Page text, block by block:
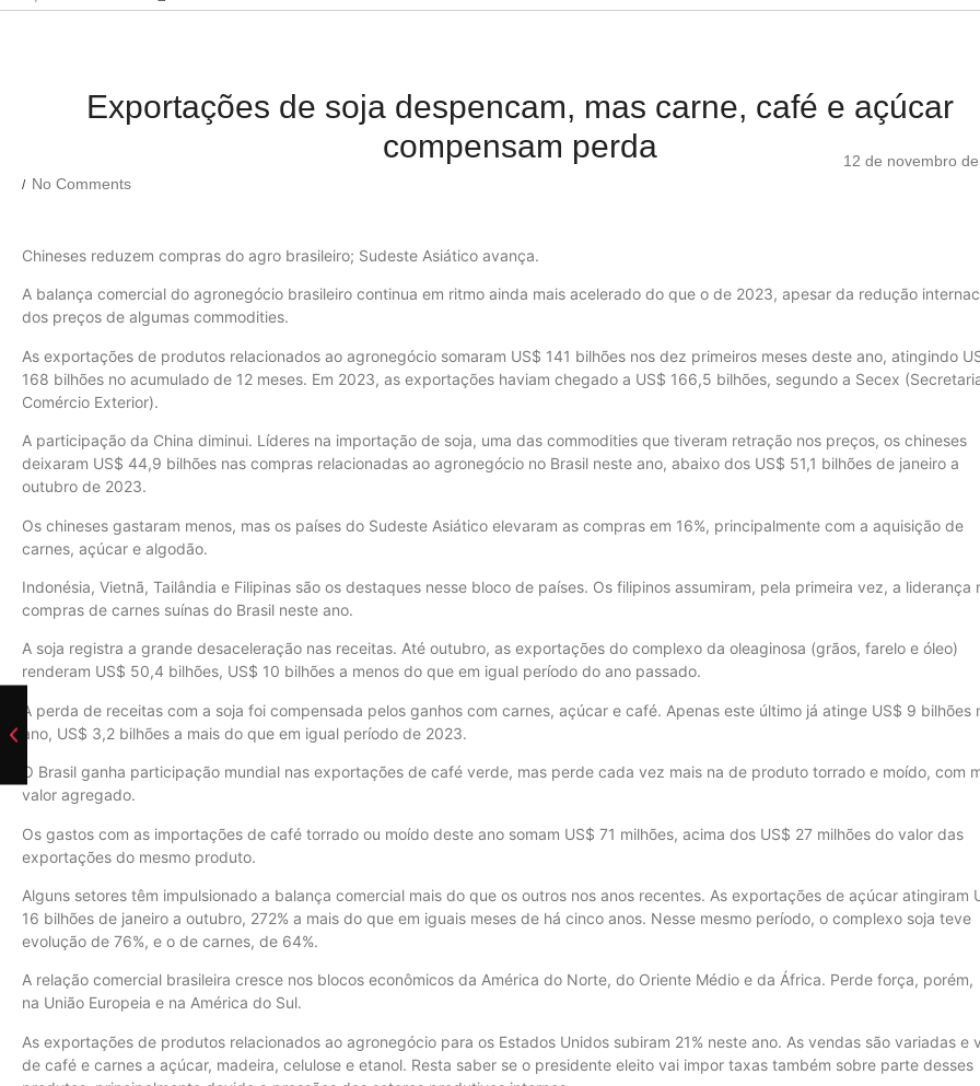
Exportações de soja despencam, mas carne, café e açúcar
compensam perda
12 de novembro
/ No Comments
Chineses reduzem compras do agro brasileiro; Sudeste Asiático avança.
A balança comercial do agronegócio brasileiro continua em ritmo ainda mais acelerado do que o de 2023, apesar da redução
dos preços de algumas commodities.
As exportações de produtos relacionados ao agronegócio somaram US$ 141 bilhões nos dez primeiros meses deste ano, atingindo
168 bilhões no acumulado de 12 meses. Em 2023, as exportações haviam chegado a US$ 166,5 bilhões, segundo a Secex
Comércio Exterior).
A participação da China diminui. Líderes na importação de soja, uma das commodities que tiveram retração nos preços, os chineses
deixaram US$ 44,9 bilhões nas compras relacionadas ao agronegócio no Brasil neste ano, abaixo dos US$ 51,1 bilhões de janeiro a
outubro de 2023.
Os chineses gastaram menos, mas os países do Sudeste Asiático elevaram as compras em 16%, principalmente com a aquisição de
carnes, açúcar e algodão.
Indonésia, Vietnã, Tailândia e Filipinas são os destaques nesse bloco de países. Os filipinos assumiram, pela primeira vez, a liderança
compras de carnes suínas do Brasil neste ano.
A soja registra a grande desaceleração nas receitas. Até outubro, as exportações do complexo da oleaginosa (grãos, farelo e óleo)
renderam US$ 50,4 bilhões, US$ 10 bilhões a menos do que em igual período do ano passado.
A perda de receitas com a soja foi compensada pelos ganhos com carnes, açúcar e café. Apenas este último já atinge US$ 9 bilhões
ano, US$ 3,2 bilhões a mais do que em igual período de 2023.
O Brasil ganha participação mundial nas exportações de café verde, mas perde cada vez mais na de produto torrado e moído, com
valor agregado.
Os gastos com as importações de café torrado ou moído deste ano somam US$ 71 milhões, acima dos US$ 27 milhões do valor das
exportações do mesmo produto.
Alguns setores têm impulsionado a balança comercial mais do que os outros nos anos recentes. As exportações de açúcar atingiram
16 bilhões de janeiro a outubro, 272% a mais do que em iguais meses de há cinco anos. Nesse mesmo período, o complexo soja teve
evolução de 76%, e o de carnes, de 64%.
A relação comercial brasileira cresce nos blocos econômicos da América do Norte, do Oriente Médio e da África. Perde força, porém,
na União Europeia e na América do Sul.
As exportações de produtos relacionados ao agronegócio para os Estados Unidos subiram 21% neste ano. As vendas são variadas e
de café e carnes a açúcar, madeira, celulose e etanol. Resta saber se o presidente eleito vai impor taxas também sobre parte desses